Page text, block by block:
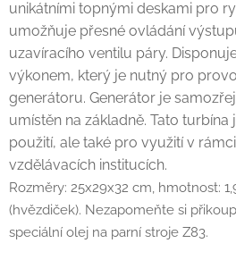
unikátními topnými deskami pro
umožňuje přesné ovládání
uzavíracího ventilu páry.
výkonem, který je nutný pro
generátoru. Generátor je
umístěn na základně. Tato
použití, ale také pro využití v
vzdělávacích institucích.
Rozměry: 25x29x32 cm, hmotnost:
(hvězdiček). Nezapomeňte si
speciální olej na parní stroje Z83.